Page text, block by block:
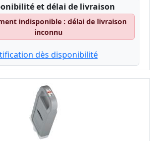
et délai de livraison
indisponible : délai de livraison
inconnu
dès disponibilité